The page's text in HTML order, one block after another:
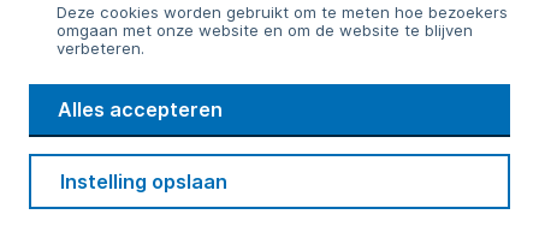
Deze cookies worden gebruikt om te meten hoe bezoekers
omgaan met onze website en om de website te blijven
verbeteren.
Alles accepteren
Instelling opslaan
Bericht sturen
WMD
Drinkwater
Cookie voorkeuren
Privacy Disclaimer